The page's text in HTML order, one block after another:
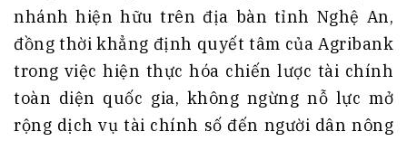
nhánh hiện hữu trên địa bàn tỉnh Nghệ An,
đồng thời khẳng định quyết tâm của Agribank
trong việc hiện thực hóa chiến lược tài chính
toàn diện quốc gia, không ngừng nỗ lực mở
rộng dịch vụ tài chính số đến người dân nông